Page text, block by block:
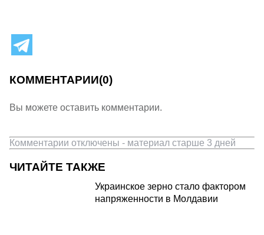
КОММЕНТАРИИ(0)
Вы можете оставить комментарии.
Комментарии отключены - материал старше 3 дней
ЧИТАЙТЕ ТАКЖЕ
Украинское зерно стало фактором
напряженности в Молдавии